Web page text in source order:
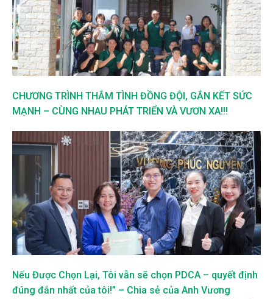
CHƯƠNG TRÌNH THẮM TÌNH ĐỒNG ĐỘI, GẮN KẾT SỨC
MẠNH – CÙNG NHAU PHÁT TRIỂN VÀ VƯƠN XA!!!
Nếu Được Chọn Lại, Tôi vẫn sẽ chọn PDCA – quyết định
đúng đắn nhất của tôi!” – Chia sẻ của Anh Vương